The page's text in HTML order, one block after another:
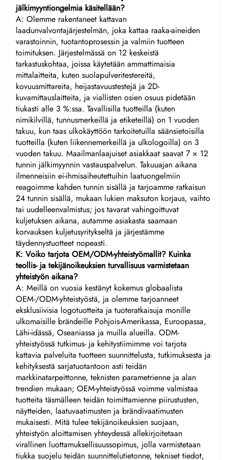
jälkimyyntiongelmia käsitellään?
A: Olemme rakentaneet kattavan
laadunvalvontajärjestelmän, joka kattaa raaka-aineiden
varastoinnin, tuotantoprosessin ja valmiin tuotteen
toimituksen. Järjestelmässä on 12 keskeistä
tarkastuskohtaa, joissa käytetään ammattimaisia
mittalaitteita, kuten suolapulveritestereitä,
kovuusmittareita, heijastavuustestejä ja 2D-
kuvamittauslaitteita, ja viallisten osien osuus pidetään
tiukasti alle 3 %:ssa. Tavallisilla tuotteilla (kuten
nimikilvillä, tunnusmerkeillä ja etiketeillä) on 1 vuoden
takuu, kun taas ulkokäyttöön tarkoitetuilla säänsietoisilla
tuotteilla (kuten liikennemerkeillä ja ulkologoilla) on 3
vuoden takuu. Maailmanlaajuiset asiakkaat saavat 7 × 12
tunnin jälkimyynnin vastauspalvelun. Takuuajan aikana
ilmenneisiin ei-ihmisaiheutettuihin laatuongelmiin
reagoimme kahden tunnin sisällä ja tarjoamme ratkaisun
24 tunnin sisällä, mukaan lukien maksuton korjaus, vaihto
tai uudelleenvalmistus; jos tavarat vahingoittuvat
kuljetuksen aikana, autamme asiakasta saamaan
korvauksen kuljetusyritykseltä ja järjestämme
täydennystuotteet nopeasti.
K: Voiko tarjota OEM/ODM-yhteistyömallit? Kuinka
teollis- ja tekijänoikeuksien turvallisuus varmistetaan
yhteistyön aikana?
A: Meillä on vuosia kestänyt kokemus globaalista
OEM-/ODM-yhteistyöstä, ja olemme tarjoanneet
eksklusiivisia logotuotteita ja tuoteratkaisuja monille
ulkomaisille brändeille Pohjois-Amerikassa, Euroopassa,
Lähi-idässä, Oseaniassa ja muilla alueilla. ODM-
yhteistyössä tutkimus- ja kehitystiimimme voi tarjota
kattavia palveluita tuotteen suunnittelusta, tutkimuksesta ja
kehityksestä sarjatuotantoon asti teidän
markkinatarpeittonne, teknisten parametrienne ja alan
trendien mukaan; OEM-yhteistyössä voimme valmistaa
tuotteita täsmälleen teidän toimittamienne piirustusten,
näytteiden, laatuvaatimusten ja brändivaatimusten
mukaisesti. Mitä tulee tekijänoikeuksien suojaan,
yhteistyön aloittamisen yhteydessä allekirjoitetaan
virallinen luottamuksellisuussopimus, jolla varmistetaan
tiukka suojelu teidän suunnittelutietonne, tekniset tiedot,